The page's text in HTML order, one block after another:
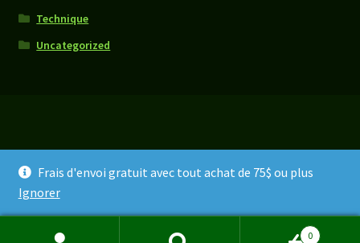
Frais d'envoi gratuit avec tout achat de 75$ ou plus
Ignorer
Technique
Uncategorized
Built with WooCommerce.
0